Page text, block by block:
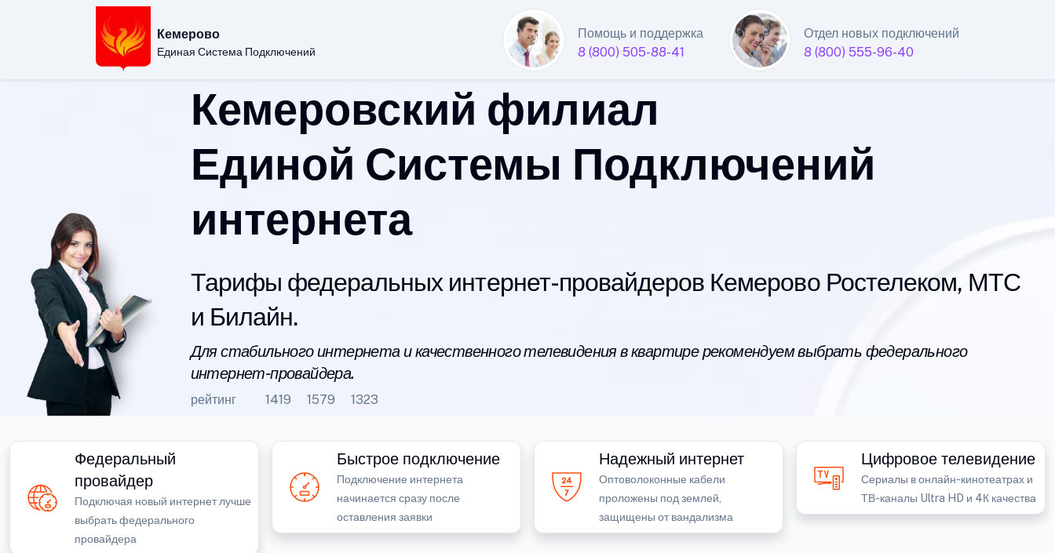
Кемерово
Единая Система Подключений
Помощь и поддержка
8 (800) 505-88-41
Отдел новых подключений
8 (800) 555-96-40
Кемеровский филиал
Единой Системы Подключений
интернета
Тарифы федеральных интернет-провайдеров Кемерово Ростелеком, МТС
и Билайн.
Для стабильного интернета и качественного телевидения в квартире рекомендуем выбрать федерального
интернет-провайдера.
рейтинг 1419 1579 1323
Федеральный
провайдер
Подключая новый интернет лучше
выбрать федерального
провайдера
Быстрое подключение
Подключение интернета
начинается сразу после
оставления заявки
Надежный интернет
Оптоволоконные кабели
проложены под землей,
защищены от вандализма
Цифровое телевидение
Сериалы в онлайн-кинотеатрах и
ТВ-каналы Ultra HD и 4К качества